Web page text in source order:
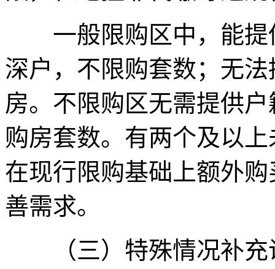
一般限购区中，能提
深户，不限购套数；无
房。不限购区无需提供
购房套数。有两个及以
在现行限购基础上额外
善需求。
（三）特殊情况补充